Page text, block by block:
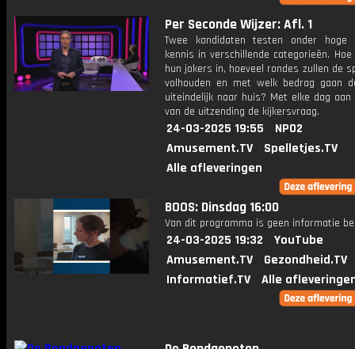
Per Seconde Wijzer: Afl. 1
Twee kandidaten testen onder hoge
kennis in verschillende categorieën.
hun jokers in, hoeveel rondes zullen de
volhouden en met welk bedrag gaan
uiteindelijk naar huis? Met elke dag
van de uitzending de kijkersvraag.
24-03-2025 19:55
NPO2
Amusement.TV
Spelletjes.TV
Alle afleveringen
BOOS: Dinsdag 16:00
Van dit programma is geen informatie
24-03-2025 19:32
YouTube
Amusement.TV
Gezondheid.TV
Informatief.TV
Alle